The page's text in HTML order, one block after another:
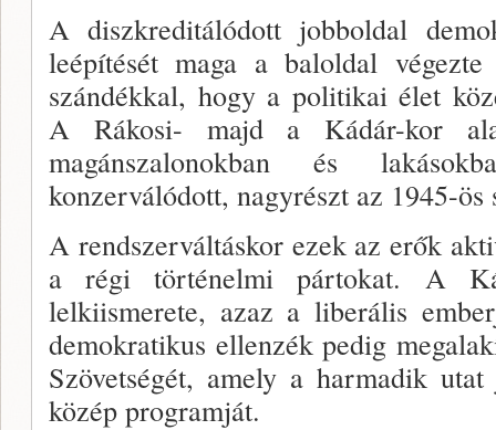
A diszkreditálódott jobboldal
leépítését ma­ga a baloldal
szándékkal, hogy a politikai élet
A Ráko­si- majd a Kádár-kor
magánszalonokban és
konzerváló­dott, nagyrészt az 1945-ös
A rendszerváltáskor ezek az erők
a régi törté­nelmi pártokat. A
lelkiismerete, azaz a liberális
demokrati­kus ellenzék pedig
Szövetségét, amely a harmadik
közép programját.